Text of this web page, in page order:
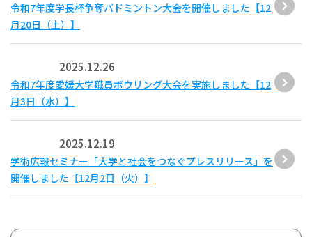
令和7年度学長杯争奪バドミントン大会を開催しました【12
月20日（土）】
2025.12.26
令和7年度愛媛大学職員ボウリング大会を実施しました【12
月3日（水）】
2025.12.19
学術広報セミナー「大学と社会をつなぐプレスリリース」を
開催しました【12月2日（火）】